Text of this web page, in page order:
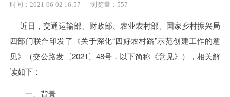
时间：2021-06-02 16:57 浏览量：557
近日，交通运输部、财政部、农业农村部、国家乡村振兴局
四部门联合印发了《关于深化“四好农村路”示范创建工作的意
见》（交公路发〔2021〕48号，以下简称《意见》），相关解
读如下：
一、背景